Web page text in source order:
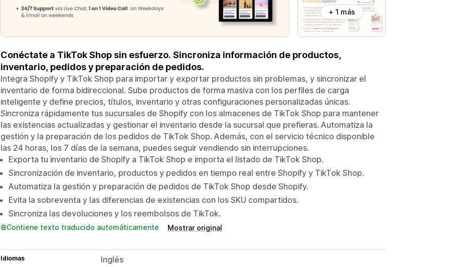
+ 1 más
Conéctate a TikTok Shop sin esfuerzo. Sincroniza información de productos,
inventario, pedidos y preparación de pedidos.
Integra Shopify y TikTok Shop para importar y exportar productos sin problemas, y sincronizar el
inventario de forma bidireccional. Sube productos de forma masiva con los perfiles de carga
inteligente y define precios, títulos, inventario y otras configuraciones personalizadas únicas.
Sincroniza rápidamente tus sucursales de Shopify con los almacenes de TikTok Shop para mantener
las existencias actualizadas y gestionar el inventario desde la sucursal que prefieras. Automatiza la
gestión y la preparación de los pedidos de TikTok Shop. Además, con el servicio técnico disponible
las 24 horas, los 7 días de la semana, puedes seguir vendiendo sin interrupciones.
Exporta tu inventario de Shopify a TikTok Shop e importa el listado de TikTok Shop.
Sincronización de inventario, productos y pedidos en tiempo real entre Shopify y TikTok Shop.
Automatiza la gestión y preparación de pedidos de TikTok Shop desde Shopify.
Evita la sobreventa y las diferencias de existencias con los SKU compartidos.
Sincroniza las devoluciones y los reembolsos de TikTok.
Contiene texto traducido automáticamente Mostrar original
Idiomas
Inglés